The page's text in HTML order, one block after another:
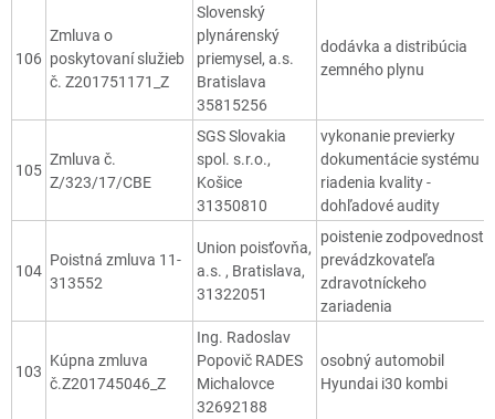
106
Zmluva o
poskytovaní služieb
č. Z201751171_Z
Slovenský
plynárenský
priemysel, a.s.
Bratislava
35815256
dodávka a distribúcia
zemného plynu
105
Zmluva č.
Z/323/17/CBE
SGS Slovakia
spol. s.r.o.,
Košice
31350810
vykonanie previerky
dokumentácie systému
riadenia kvality -
dohľadové audity
104
Poistná zmluva 11-
313552
Union poisťovňa,
a.s. , Bratislava,
31322051
poistenie zodpovednosti
prevádzkovateľa
zdravotníckeho
zariadenia
103
Kúpna zmluva
č.Z201745046_Z
Ing. Radoslav
Popovič RADES
Michalovce
32692188
osobný automobil
Hyundai i30 kombi